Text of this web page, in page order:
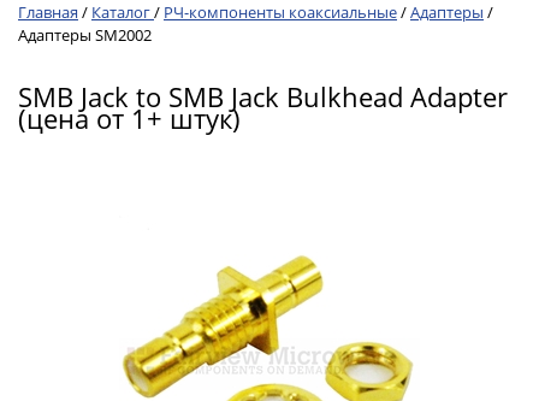
Главная / Каталог/ РЧ-компоненты коаксиальные/Адаптеры /
Адаптеры SM2002
SMB Jack to SMB Jack Bulkhead Adapter
(цена от 1+ штук)